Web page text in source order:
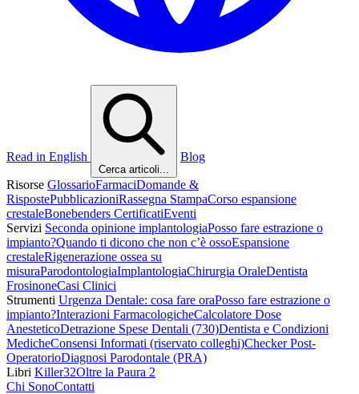
Read in English
Cerca articoli...
Blog
Risorse GlossarioFarmaciDomande &
RispostePubblicazioniRassegna StampaCorso espansione
crestaleBonebenders CertificatiEventi
Servizi Seconda opinione implantologiaPosso fare estrazione o
impianto?Quando ti dicono che non c’è ossoEspansione
crestaleRigenerazione ossea su
misuraParodontologiaImplantologiaChirurgia OraleDentista
FrosinoneCasi Clinici
Strumenti Urgenza Dentale: cosa fare oraPosso fare estrazione o
impianto?Interazioni FarmacologicheCalcolatore Dose
AnesteticoDetrazione Spese Dentali (730)Dentista e Condizioni
MedicheConsensi Informati (riservato colleghi)Checker Post-
OperatorioDiagnosi Parodontale (PRA)
Libri Killer32Oltre la Paura 2
Chi SonoContatti